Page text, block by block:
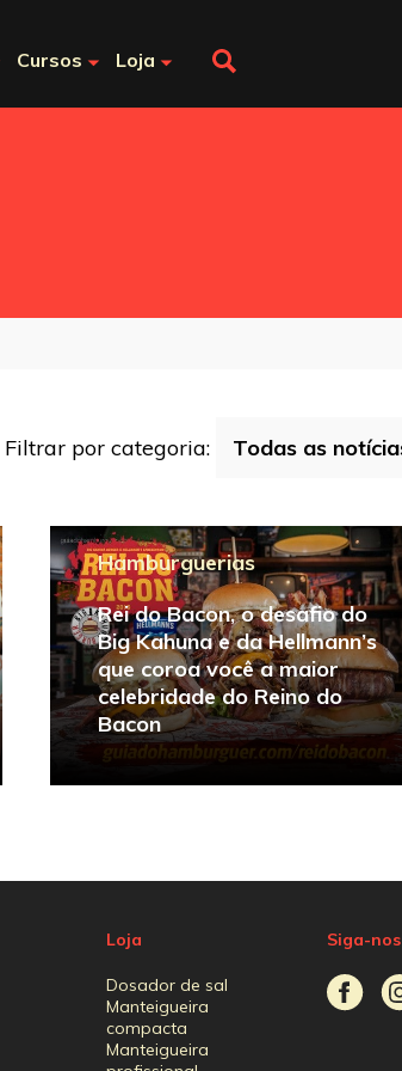
Cursos Loja
Filtrar por categoria:
Hamburguerias
Rei do Bacon, o desafio do
Big Kahuna e da Hellmann’s
que coroa você a maior
celebridade do Reino do
Bacon
Loja
Dosador de sal
Manteigueira
compacta
Manteigueira
Siga-nos